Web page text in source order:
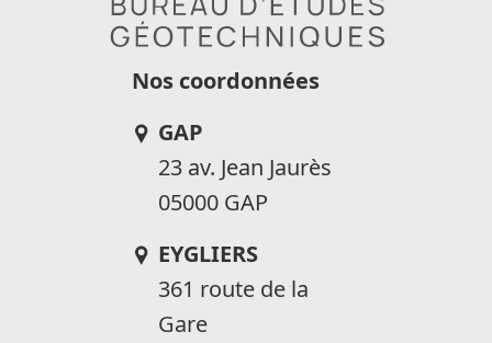
Nos coordonnées
GAP
23 av. Jean Jaurès
05000 GAP
EYGLIERS
361 route de la
Gare